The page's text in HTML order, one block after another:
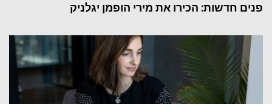
פנים חדשות: הכירו את מירי הופמן יגלניק